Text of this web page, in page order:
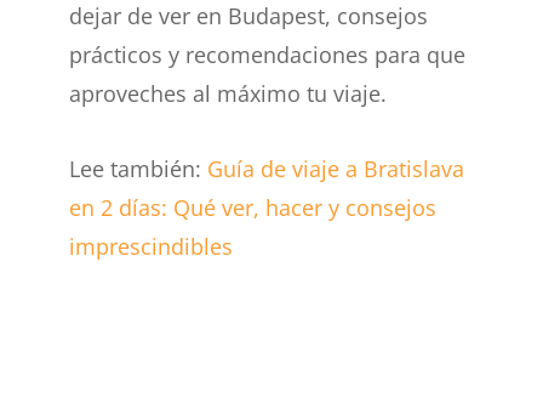
dejar de ver en Budapest, consejos
prácticos y recomendaciones para que
aproveches al máximo tu viaje.
Lee también: Guía de viaje a Bratislava
en 2 días: Qué ver, hacer y consejos
imprescindibles